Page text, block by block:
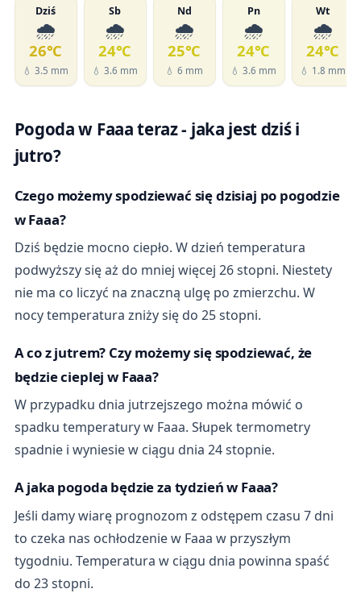
Dziś
🌧️
26℃
💧 3.5 mm
Sb
🌧️
24℃
💧 3.6 mm
Nd
🌧️
25℃
💧 6 mm
Pn
🌧️
24℃
💧 3.6 mm
Wt
🌧️
24℃
💧 1.8 mm
Pogoda w Faaa teraz - jaka jest dziś i
jutro?
Czego możemy spodziewać się dzisiaj po pogodzie
w Faaa?
Dziś będzie mocno ciepło. W dzień temperatura
podwyższy się aż do mniej więcej 26 stopni. Niestety
nie ma co liczyć na znaczną ulgę po zmierzchu. W
nocy temperatura zniży się do 25 stopni.
A co z jutrem? Czy możemy się spodziewać, że
będzie cieplej w Faaa?
W przypadku dnia jutrzejszego można mówić o
spadku temperatury w Faaa. Słupek termometry
spadnie i wyniesie w ciągu dnia 24 stopnie.
A jaka pogoda będzie za tydzień w Faaa?
Jeśli damy wiarę prognozom z odstępem czasu 7 dni
to czeka nas ochłodzenie w Faaa w przyszłym
tygodniu. Temperatura w ciągu dnia powinna spaść
do 23 stopni.